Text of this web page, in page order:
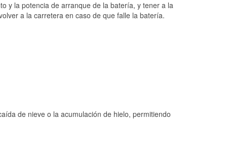
y la potencia de arranque de la batería, y tener a la
a la carretera en caso de que falle la batería.
de nieve o la acumulación de hielo, permitiendo